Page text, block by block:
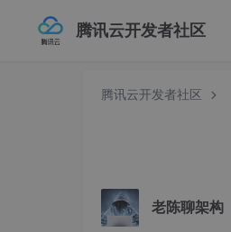
腾讯云开发者社区
腾讯云开发者社区
老陈聊架构